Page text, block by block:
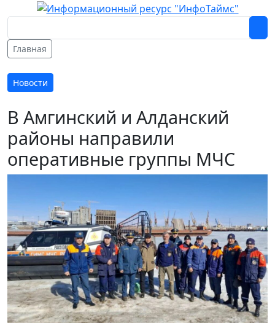
Главная
Новости
В Амгинский и Алданский
районы направили
оперативные группы МЧС